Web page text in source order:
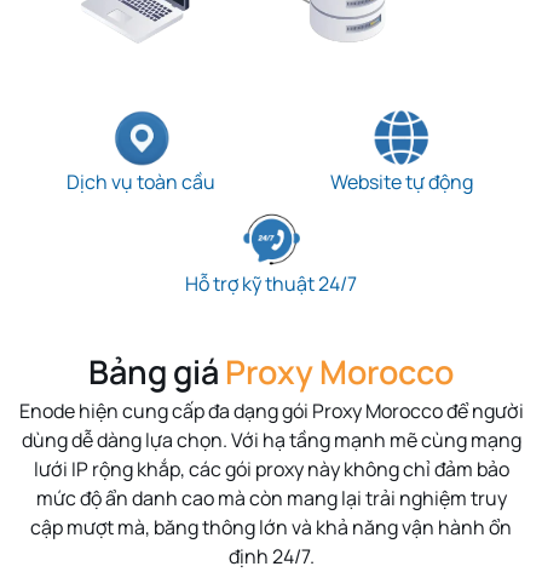
Dịch vụ toàn cầu Website tự động
Hỗ trợ kỹ thuật 24/7
Bảng giá Proxy Morocco
Enode hiện cung cấp đa dạng gói Proxy Morocco để người
dùng dễ dàng lựa chọn. Với hạ tầng mạnh mẽ cùng mạng
lưới IP rộng khắp, các gói proxy này không chỉ đảm bảo
mức độ ẩn danh cao mà còn mang lại trải nghiệm truy
cập mượt mà, băng thông lớn và khả năng vận hành ổn
định 24/7.